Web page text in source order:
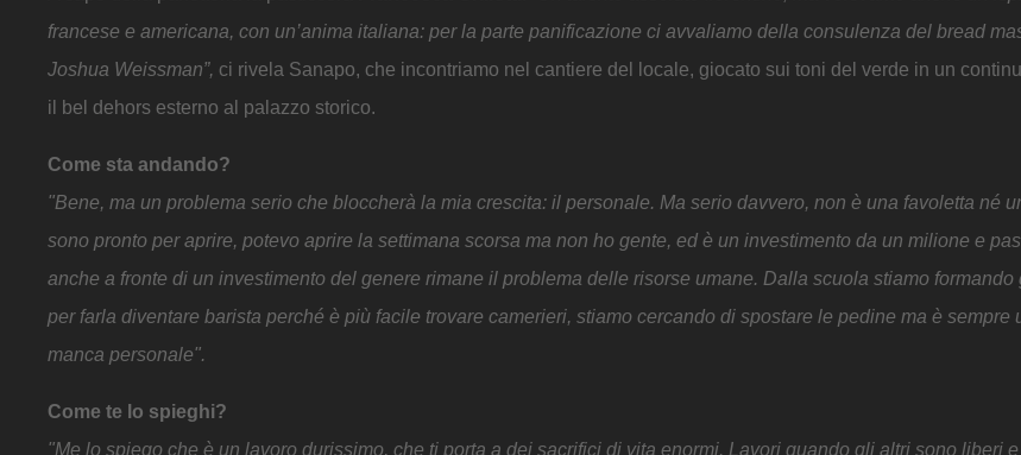
francese e americana, con un’anima italiana: per la parte panificazione ci avvaliamo della consulenza del bread
Joshua Weissman”, ci rivela Sanapo, che incontriamo nel cantiere del locale, giocato sui toni del verde in un
il bel dehors esterno al palazzo storico.
Come sta andando?
"Bene, ma un problema serio che bloccherà la mia crescita: il personale. Ma serio davvero, non è una favoletta né
sono pronto per aprire, potevo aprire la settimana scorsa ma non ho gente, ed è un investimento da un milione e
anche a fronte di un investimento del genere rimane il problema delle risorse umane. Dalla scuola stiamo formando
per farla diventare barista perché è più facile trovare camerieri, stiamo cercando di spostare le pedine ma è sempre
manca personale".
Come te lo spieghi?
"Me lo spiego che è un lavoro durissimo, che ti porta a dei sacrifici di vita enormi. Lavori quando gli altri sono liberi